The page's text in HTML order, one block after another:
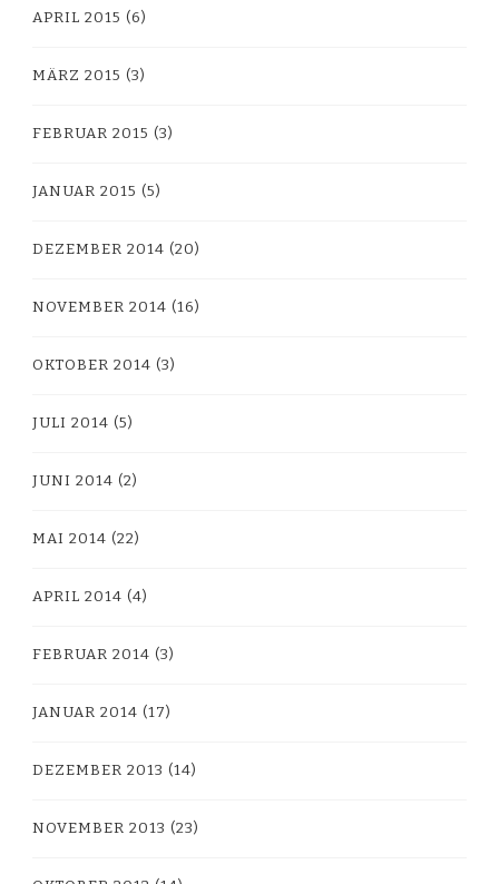
APRIL 2015 (6)
MÄRZ 2015 (3)
FEBRUAR 2015 (3)
JANUAR 2015 (5)
DEZEMBER 2014 (20)
NOVEMBER 2014 (16)
OKTOBER 2014 (3)
JULI 2014 (5)
JUNI 2014 (2)
MAI 2014 (22)
APRIL 2014 (4)
FEBRUAR 2014 (3)
JANUAR 2014 (17)
DEZEMBER 2013 (14)
NOVEMBER 2013 (23)